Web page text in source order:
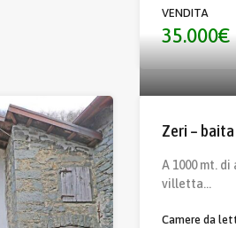
VENDITA
35.000€
Zeri –
A 1000 mt.
villetta…
Camere da